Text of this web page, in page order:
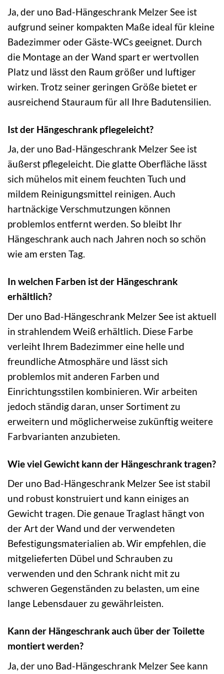
Ja, der uno Bad-Hängeschrank Melzer See ist
aufgrund seiner kompakten Maße ideal für kleine
Badezimmer oder Gäste-WCs geeignet. Durch
die Montage an der Wand spart er wertvollen
Platz und lässt den Raum größer und luftiger
wirken. Trotz seiner geringen Größe bietet er
ausreichend Stauraum für all Ihre Badutensilien.
Ist der Hängeschrank pflegeleicht?
Ja, der uno Bad-Hängeschrank Melzer See ist
äußerst pflegeleicht. Die glatte Oberfläche lässt
sich mühelos mit einem feuchten Tuch und
mildem Reinigungsmittel reinigen. Auch
hartnäckige Verschmutzungen können
problemlos entfernt werden. So bleibt Ihr
Hängeschrank auch nach Jahren noch so schön
wie am ersten Tag.
In welchen Farben ist der Hängeschrank
erhältlich?
Der uno Bad-Hängeschrank Melzer See ist aktuell
in strahlendem Weiß erhältlich. Diese Farbe
verleiht Ihrem Badezimmer eine helle und
freundliche Atmosphäre und lässt sich
problemlos mit anderen Farben und
Einrichtungsstilen kombinieren. Wir arbeiten
jedoch ständig daran, unser Sortiment zu
erweitern und möglicherweise zukünftig weitere
Farbvarianten anzubieten.
Wie viel Gewicht kann der Hängeschrank tragen?
Der uno Bad-Hängeschrank Melzer See ist stabil
und robust konstruiert und kann einiges an
Gewicht tragen. Die genaue Traglast hängt von
der Art der Wand und der verwendeten
Befestigungsmaterialien ab. Wir empfehlen, die
mitgelieferten Dübel und Schrauben zu
verwenden und den Schrank nicht mit zu
schweren Gegenständen zu belasten, um eine
lange Lebensdauer zu gewährleisten.
Kann der Hängeschrank auch über der Toilette
montiert werden?
Ja, der uno Bad-Hängeschrank Melzer See kann